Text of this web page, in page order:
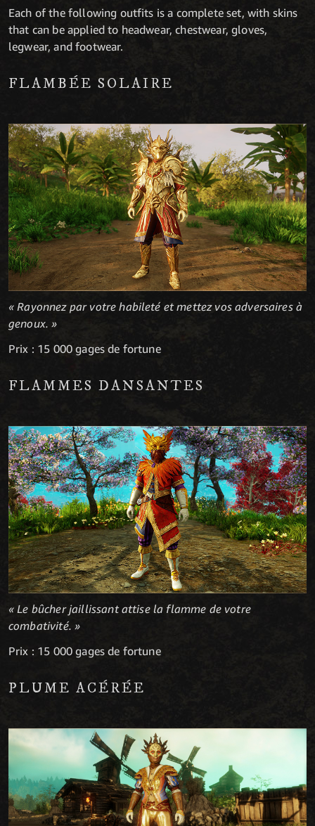
Each of the following outfits is a complete set, with skins
that can be applied to headwear, chestwear, gloves,
legwear, and footwear.
FLAMBÉE SOLAIRE
« Rayonnez par votre habileté et mettez vos adversaires à
genoux. »
Prix : 15 000 gages de fortune
FLAMMES DANSANTES
« Le bûcher jaillissant attise la flamme de votre
combativité. »
Prix : 15 000 gages de fortune
PLUME ACÉRÉE